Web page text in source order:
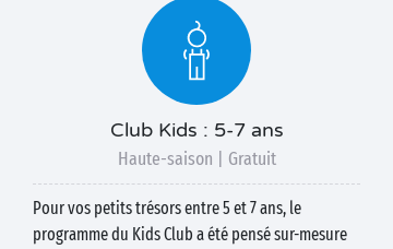
Club Kids : 5-7 ans
Haute-saison | Gratuit
Pour vos petits trésors entre 5 et 7 ans, le
programme du Kids Club a été pensé sur-mesure